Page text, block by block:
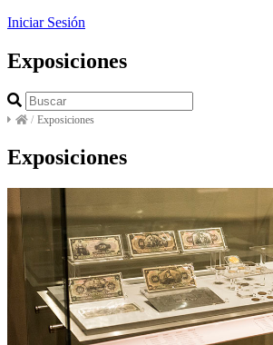
Iniciar Sesión
Exposiciones
/ Exposiciones
Exposiciones